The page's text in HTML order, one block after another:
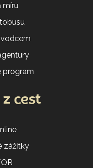
míru
program
cest
zážitky